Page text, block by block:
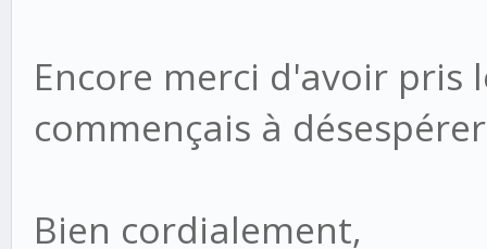
Encore merci d'avoir pris
commençais à
Bien cordialement,